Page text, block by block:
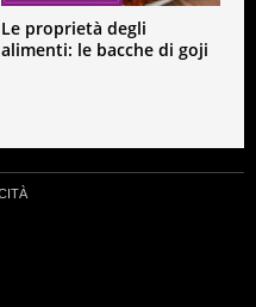
Le proprietà degli
alimenti: le bacche di goji